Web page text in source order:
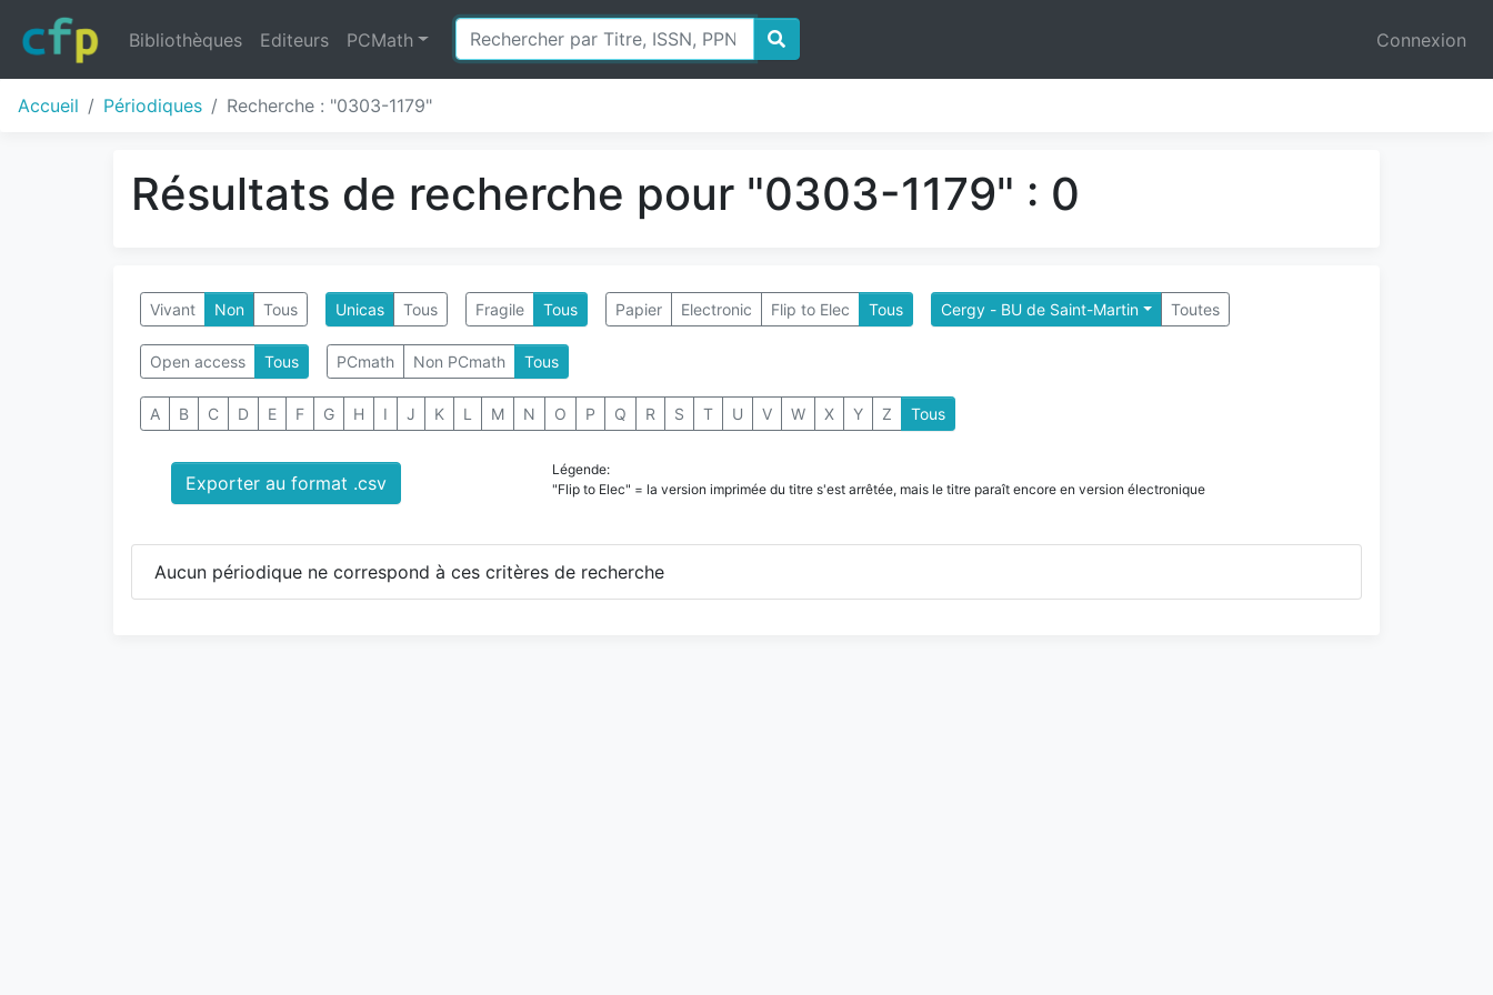
Bibliothèques Editeurs PCMath Connexion
Accueil Périodiques Recherche : "0303-1179"
Résultats de recherche pour "0303-1179" : 0
Vivant Non Tous Unicas Tous Fragile Tous Papier Electronic Flip to Elec Tous Cergy - BU de Saint-Martin Toutes
Open access Tous PCmath Non PCmath Tous
A B C D E F G H I J K L M N O P Q R S T U V W X Y Z Tous
Exporter au format .csv
Légende:
"Flip to Elec" = la version imprimée du titre s'est arrêtée, mais le titre paraît encore en version électronique
Aucun périodique ne correspond à ces critères de recherche